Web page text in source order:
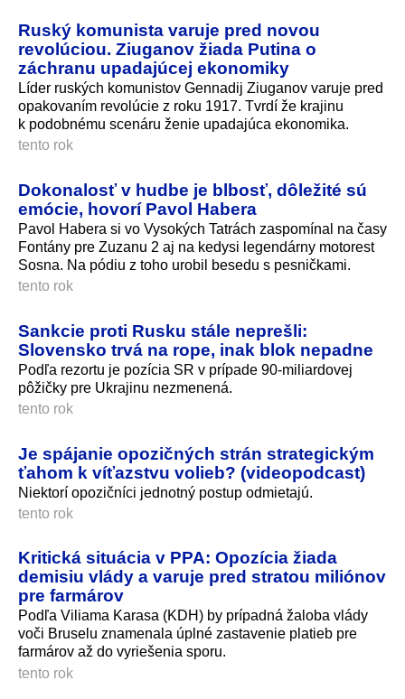
Ruský komunista varuje pred novou
revolúciou. Ziuganov žiada Putina o
záchranu upadajúcej ekonomiky
Líder ruských komunistov Gennadij Ziuganov varuje pred
opakovaním revolúcie z roku 1917. Tvrdí že krajinu
k podobnému scenáru ženie upadajúca ekonomika.
tento rok
Dokonalosť v hudbe je blbosť, dôležité sú
emócie, hovorí Pavol Habera
Pavol Habera si vo Vysokých Tatrách zaspomínal na časy
Fontány pre Zuzanu 2 aj na kedysi legendárny motorest
Sosna. Na pódiu z toho urobil besedu s pesničkami.
tento rok
Sankcie proti Rusku stále neprešli:
Slovensko trvá na rope, inak blok nepadne
Podľa rezortu je pozícia SR v prípade 90-miliardovej
pôžičky pre Ukrajinu nezmenená.
tento rok
Je spájanie opozičných strán strategickým
ťahom k víťazstvu volieb? (videopodcast)
Niektorí opozičníci jednotný postup odmietajú.
tento rok
Kritická situácia v PPA: Opozícia žiada
demisiu vlády a varuje pred stratou miliónov
pre farmárov
Podľa Viliama Karasa (KDH) by prípadná žaloba vlády
voči Bruselu znamenala úplné zastavenie platieb pre
farmárov až do vyriešenia sporu.
tento rok